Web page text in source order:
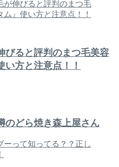
びると評判のまつ毛美容
い方と注意点！！
のどら焼き森上屋さん